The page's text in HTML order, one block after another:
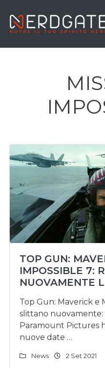
TOP GUN:
IMPOSSIBLE 7:
NUOVAMENTE
Top Gun: Maverick e
slittano
Paramount Pictures
nuove date …
News 2 Set 2021